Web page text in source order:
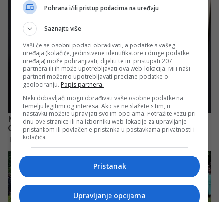
Pohrana i/ili pristup podacima na uređaju
Saznajte više
Vaši će se osobni podaci obrađivati, a podatke s vašeg
uređaja (kolačiće, jedinstvene identifikatore i druge podatke
uređaja) može pohranjivati, dijeliti te im pristupati 207
partnera ili ih može upotrebljavati ova web-lokacija. Mi i naši
partneri možemo upotrebljavati precizne podatke o
geolociranju. Popis partnera.
Neki dobavljači mogu obrađivati vaše osobne podatke na
temelju legitimnog interesa. Ako se ne slažete s tim, u
nastavku možete upravljati svojim opcijama. Potražite vezu pri
dnu ove stranice ili na izborniku web-lokacije za upravljanje
pristankom ili povlačenje pristanka u postavkama privatnosti i
kolačića.
Pristanak
Upravljanje opcijama